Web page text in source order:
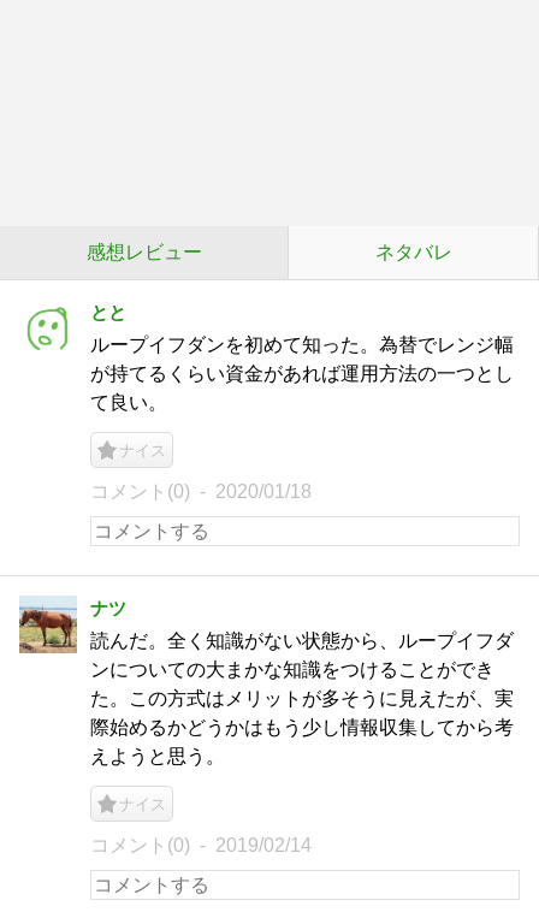
感想レビュー ネタバレ
とと
ループイフダンを初めて知った。為替でレンジ幅
が持てるくらい資金があれば運用方法の一つとし
て良い。
ナイス
コメント(0) 2020/01/18
ナツ
読んだ。全く知識がない状態から、ループイフダ
ンについての大まかな知識をつけることができ
た。この方式はメリットが多そうに見えたが、実
際始めるかどうかはもう少し情報収集してから考
えようと思う。
ナイス
コメント(0) 2019/02/14